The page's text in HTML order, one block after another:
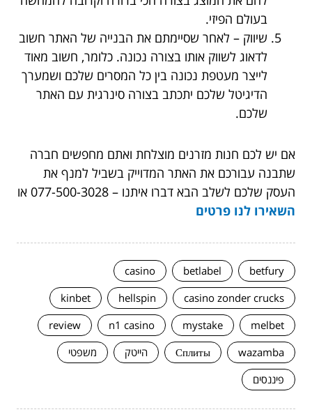
בעולם הפיזי.
שיווק – לאחר שסיימתם את הבנייה של האתר חשוב
לדאוג לשווק אותו בצורה נכונה. כלומר, חשוב מאוד
לייצר מעטפת נכונה בין כל המסרים שלכם ושמערך
הדיגיטל שלכם יתכתב בצורה סינרגית עם האתר
שלכם.
אם יש לכם חנות מזרנים מוצלחת ואתם מחפשים חברה
שתבנה עבורכם את האתר המדוייק בשביל למנף את
העסק שלכם לשלב הבא דברו איתנו – 077-500-3028 או
השאירו לנו פרטים
betfury
betlabel
casino
casino zonder crucks
hellspin
kinbet
melbet
mystake
n1 casino
review
wazamba
Сплиты הייטק
משפטי
פיננסים